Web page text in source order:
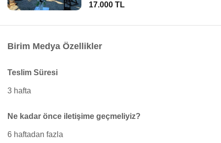
17.000 TL
Birim Medya Özellikler
Teslim Süresi
3 hafta
Ne kadar önce iletişime geçmeliyiz?
6 haftadan fazla